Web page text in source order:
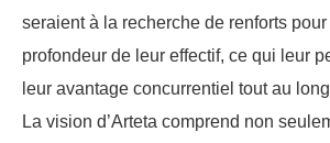
seraient à la recherche de renforts
profondeur de leur effectif, ce qui leur
leur avantage concurrentiel tout au
La vision d’Arteta comprend non